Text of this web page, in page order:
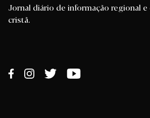
Jornal diário de informação regional e
cristã.